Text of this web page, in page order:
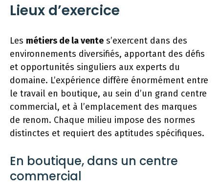
Lieux d’exercice
Les métiers de la vente s’exercent dans des
environnements diversifiés, apportant des défis
et opportunités singuliers aux experts du
domaine. L’expérience diffère énormément entre
le travail en boutique, au sein d’un grand centre
commercial, et à l’emplacement des marques
de renom. Chaque milieu impose des normes
distinctes et requiert des aptitudes spécifiques.
En boutique, dans un centre
commercial